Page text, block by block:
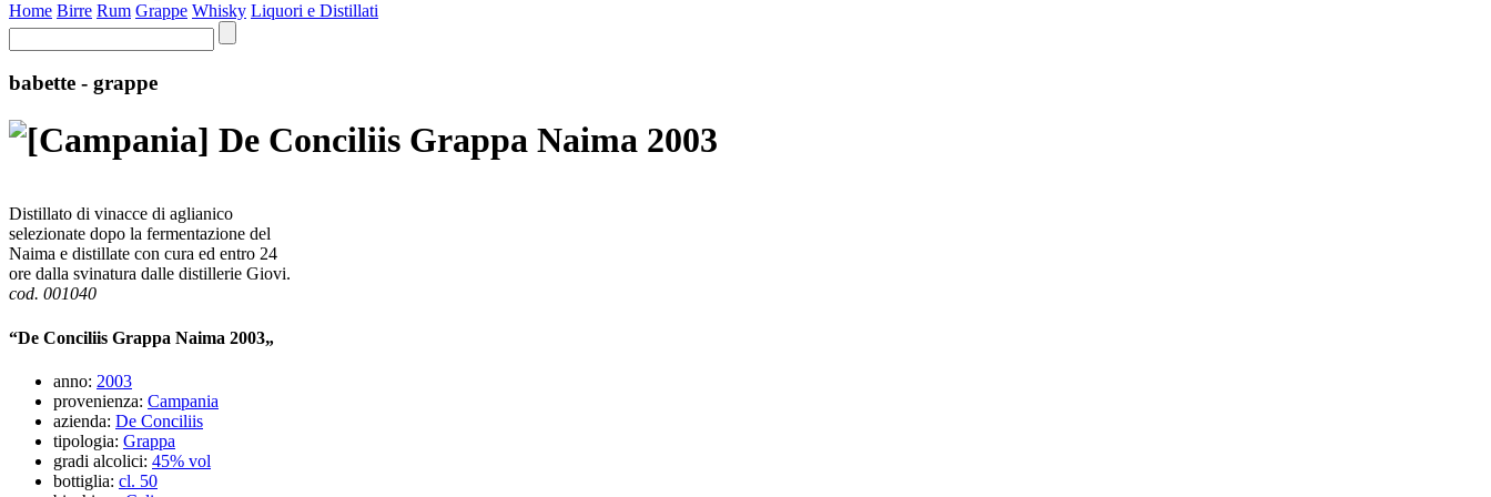
Home Birre Rum Grappe Whisky Liquori e Distillati
babette - grappe
De Conciliis Grappa Naima 2003
Distillato di vinacce di aglianico
selezionate dopo la fermentazione del
Naima e distillate con cura ed entro 24
ore dalla svinatura dalle distillerie Giovi.
cod. 001040
“De Conciliis Grappa Naima 2003„
anno: 2003
provenienza: Campania
azienda: De Conciliis
tipologia: Grappa
gradi alcolici: 45% vol
bottiglia: cl. 50